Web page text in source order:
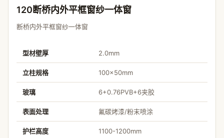
120断桥内外平框窗纱一体窗
断桥内外平框窗纱一体窗
型材壁厚 2.0mm
立柱规格 100×50mm
玻璃 6+0.76PVB+6夹胶
表面处理 氟碳烤漆/粉末喷涂
护栏高度 1100-1200mm